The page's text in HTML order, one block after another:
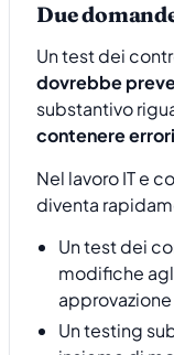
Due
Un test dei
dovrebbe
substantivo
contenere errori
Nel lavoro IT e
diventa
Un test dei
modifiche
Un testing